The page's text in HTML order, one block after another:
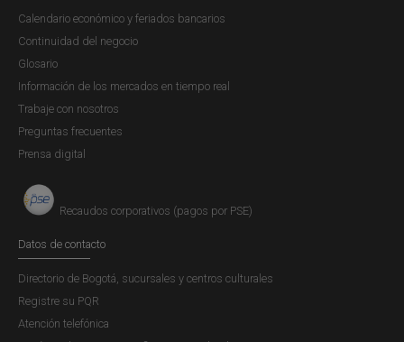
Calendario económico y feriados bancarios
Continuidad del negocio
Glosario
Información de los mercados en tiempo real
Trabaje con nosotros
Preguntas frecuentes
Prensa digital
Recaudos corporativos (pagos por PSE)
Datos de contacto
Directorio de Bogotá, sucursales y centros culturales
Registre su PQR
Atención telefónica